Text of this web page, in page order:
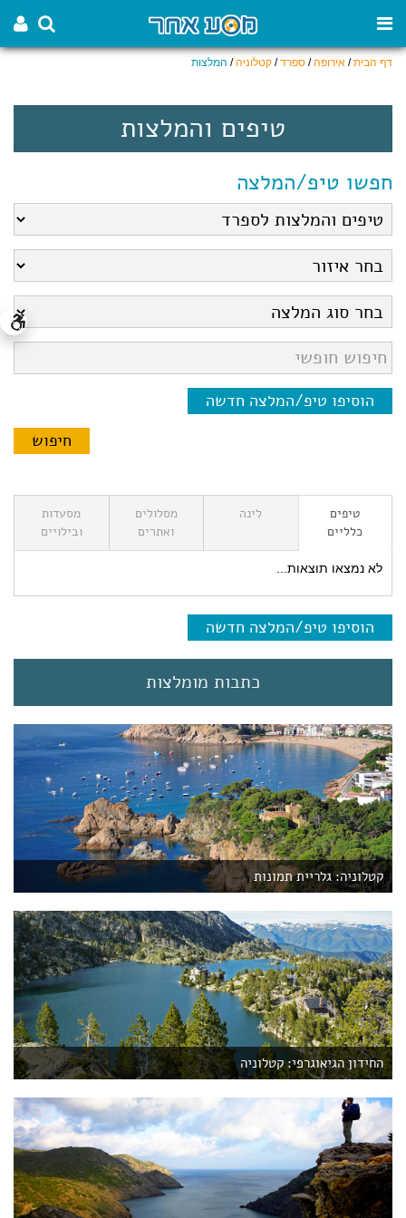
דף הבית/ אירופה/ ספרד/ קטלוניה/ המלצות
טיפים והמלצות
חפשו טיפ/המלצה
הוסיפו טיפ/המלצה חדשה
טיפים
כלליים
לינה
מסלולים
ואתרים
מסעדות
ובילויים
לא נמצאו תוצאות...
הוסיפו טיפ/המלצה חדשה
כתבות מומלצות
קטלוניה: גלריית תמונות
החידון הגיאוגרפי: קטלוניה